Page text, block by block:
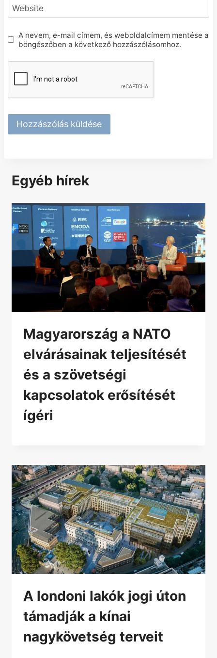
Website
A nevem, e-mail címem, és weboldalcímem mentése a
böngészőben a következő hozzászólásomhoz.
Egyéb hírek
Magyarország a NATO
elvárásainak teljesítését
és a szövetségi
kapcsolatok erősítését
ígéri
A londoni lakók jogi úton
támadják a kínai
nagykövetség terveit